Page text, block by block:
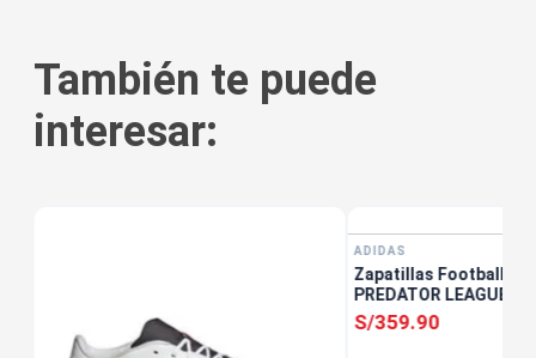
También te puede
interesar:
ADIDAS
Zapatillas Football
PREDATOR LEAGUE
S/359.90